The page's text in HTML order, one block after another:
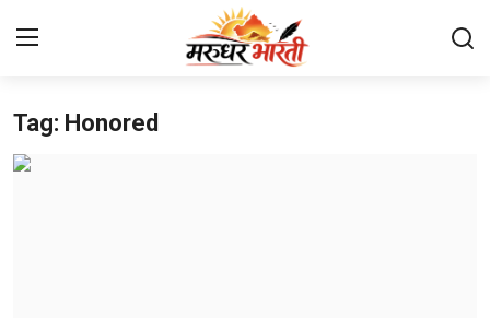
Home
Tag: Honored